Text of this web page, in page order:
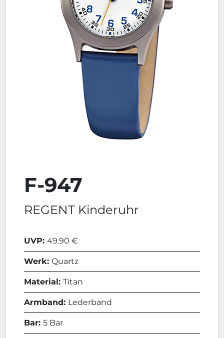
F-947
REGENT Kinderuhr
UVP: 49.90 €
Werk: Quartz
Material: Titan
Armband: Lederband
Bar: 5 Bar